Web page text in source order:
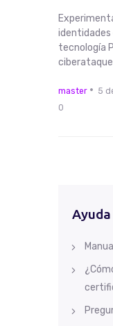
tecnología
master 5
0
Ayuda